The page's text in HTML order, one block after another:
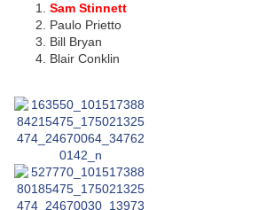
Sam Stinnett
Paulo Prietto
Bill Bryan
Blair Conklin